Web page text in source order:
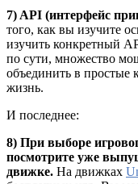
7) API (интерфейс
того, как вы изучите
изучить конкретный
по сути, множество
объединить в
жизнь.
И последнее:
8) При выборе
посмотрите уже
движке. На движках